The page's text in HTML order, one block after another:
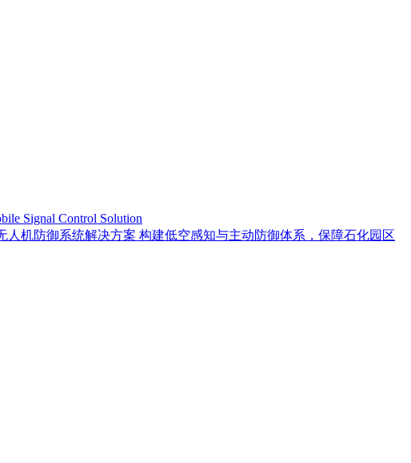
Signal Control Solution
人机防御系统解决方案 构建低空感知与主动防御体系，保障石化园区